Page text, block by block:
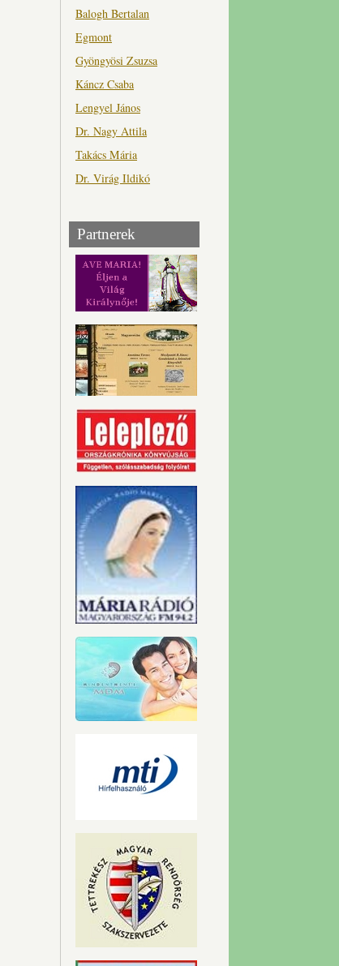
Balogh Bertalan
Egmont
Gyöngyösi Zsuzsa
Káncz Csaba
Lengyel János
Dr. Nagy Attila
Takács Mária
Dr. Virág Ildikó
Partnerek